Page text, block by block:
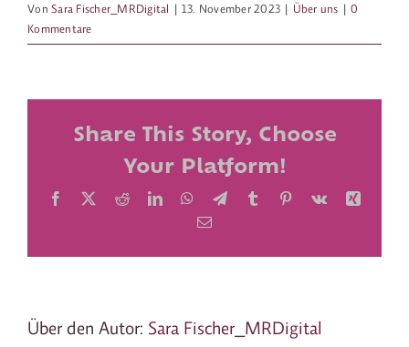
Von Sara Fischer_MRDigital | 13. November 2023 | Über uns | 0
Kommentare
Share This Story, Choose
Your Platform!
Facebook RedditLinkedInWhatsApp
TelegramTumblr Pinterest
Vk
Xing
E-
Über den Autor: Sara Fischer_MRDigital